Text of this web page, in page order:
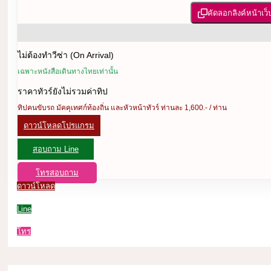
คัดลอกลิงค์หน้าเว็
ไม่ต้องทำวีซ่า (On Arrival)
เฉพาะหนังสือเดินทางไทยเท่านั้น
ราคาทัวร์ยังไม่รวมค่าทิป
ทิปคนขับรถ มัคคุเทศก์ท้องถิ่น และหัวหน้าทัวร์ ท่านละ 1,600.- / ท่าน
ดาวน์โหลดโปรแกรม
สอบถาม Line
โทรสอบถาม
ดาวน์โหลด
Line
โทร